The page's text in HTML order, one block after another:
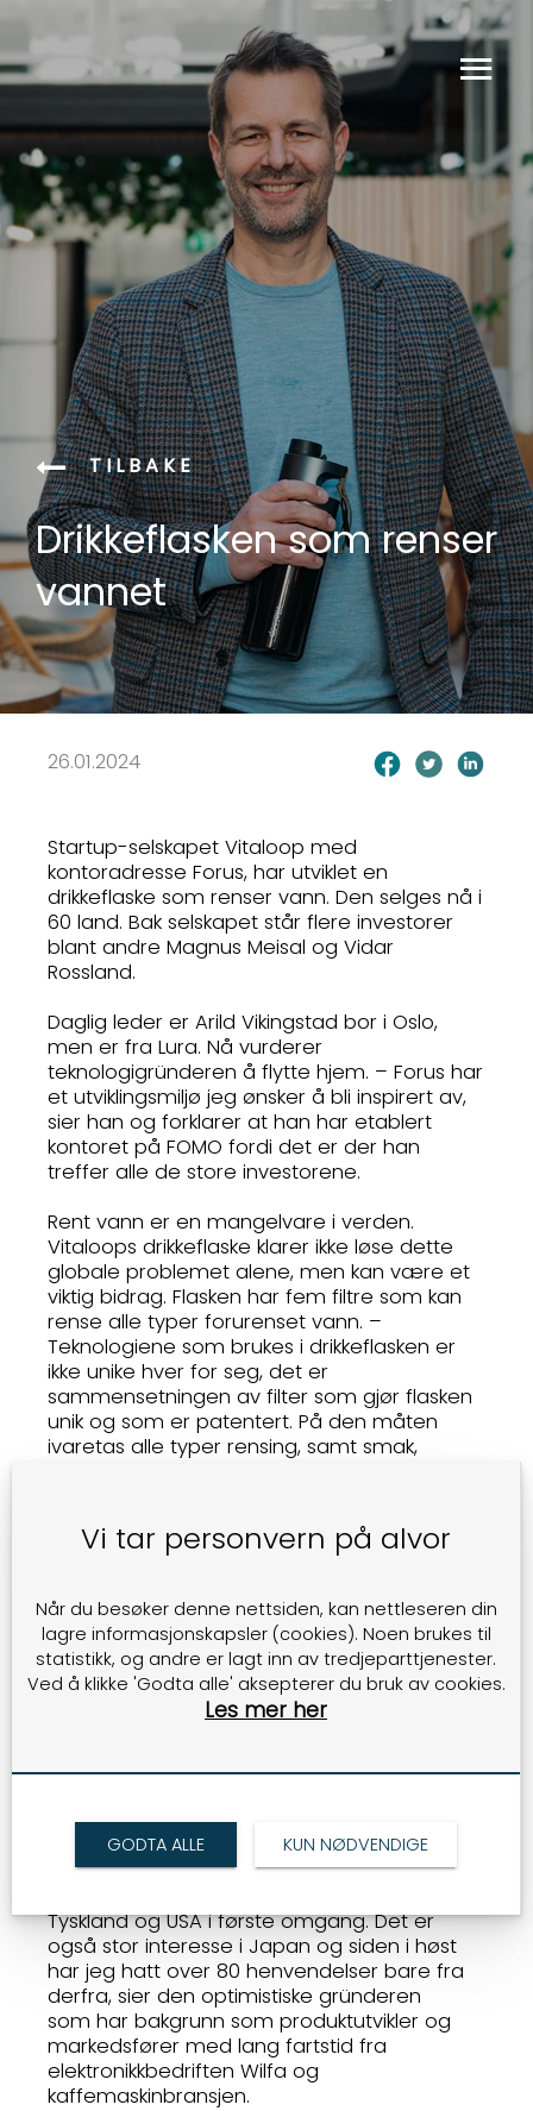
TILBAKE
Drikkeflasken som renser
vannet
26.01.2024
Startup-selskapet Vitaloop med
kontoradresse Forus, har utviklet en
drikkeflaske som renser vann. Den selges nå i
60 land. Bak selskapet står flere investorer
blant andre Magnus Meisal og Vidar
Rossland.
Daglig leder er Arild Vikingstad bor i Oslo,
men er fra Lura. Nå vurderer
teknologigründeren å flytte hjem. – Forus har
et utviklingsmiljø jeg ønsker å bli inspirert av,
sier han og forklarer at han har etablert
kontoret på FOMO fordi det er der han
treffer alle de store investorene.
Rent vann er en mangelvare i verden.
Vitaloops drikkeflaske klarer ikke løse dette
globale problemet alene, men kan være et
viktig bidrag. Flasken har fem filtre som kan
rense alle typer forurenset vann. –
Teknologiene som brukes i drikkeflasken er
ikke unike hver for seg, det er
sammensetningen av filter som gjør flasken
unik og som er patentert. På den måten
ivaretas alle typer rensing, samt smak,
- Er det behov for en slik flaske i Norge?
- I Norge er springvannet stort sett alltid rent.
eksempel i beiteland der vannet kan være
forurenset. Renseflasken går på batteri som
varer i to uker. Det gjør at rensingen går fort
og at flasken er raskt klar til bruk, sier han.
Flasken egner seg med andre ord for
sportsturer og reiser i vår del av verden. I
for og løse et forurensningsproblem.
Vitaloop har nådd omsetningsmålet og
har siden salgsstart i november 2023 solgt
flasker for 2,5 millioner kroner.
Tyskland og USA i første omgang. Det er
også stor interesse i Japan og siden i høst
har jeg hatt over 80 henvendelser bare fra
derfra, sier den optimistiske gründeren
som har bakgrunn som produktutvikler og
markedsfører med lang fartstid fra
elektronikkbedriften Wilfa og
kaffemaskinbransjen.
Vi tar personvern på alvor
Når du besøker denne nettsiden, kan nettleseren din
lagre informasjonskapsler (cookies). Noen brukes til
statistikk, og andre er lagt inn av tredjeparttjenester.
Ved å klikke 'Godta alle' aksepterer du bruk av cookies.
Les mer her
GODTA ALLE KUN NØDVENDIGE